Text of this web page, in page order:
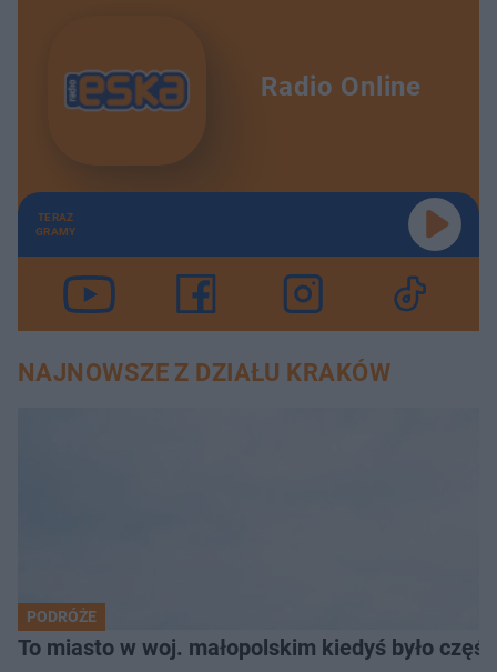
Radio Online
TERAZ
GRAMY
NAJNOWSZE Z DZIAŁU KRAKÓW
PODRÓŻE
To miasto w woj. małopolskim kiedyś było